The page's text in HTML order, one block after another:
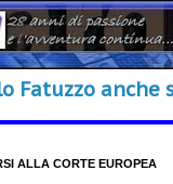
Fatuzzo anche
ALLA CORTE EUROPEA